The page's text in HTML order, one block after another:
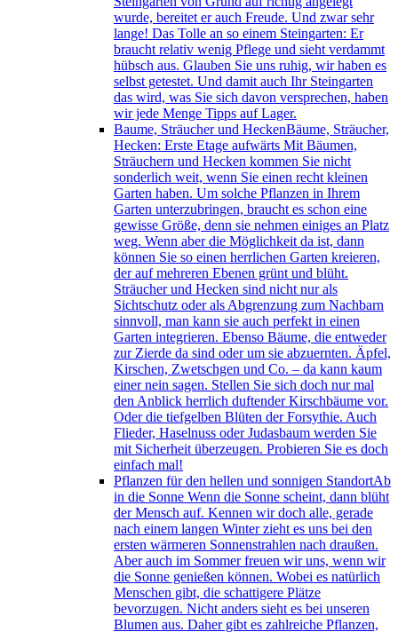
wurde, bereitet er auch Freude. Und zwar sehr
lange! Das Tolle an so einem Steingarten: Er
braucht relativ wenig Pflege und sieht verdammt
hübsch aus. Glauben Sie uns ruhig, wir haben es
selbst getestet. Und damit auch Ihr Steingarten
das wird, was Sie sich davon versprechen, haben
wir jede Menge Tipps auf Lager.
Baume, Sträucher und HeckenBäume, Sträucher,
Hecken: Erste Etage aufwärts Mit Bäumen,
Sträuchern und Hecken kommen Sie nicht
sonderlich weit, wenn Sie einen recht kleinen
Garten haben. Um solche Pflanzen in Ihrem
Garten unterzubringen, braucht es schon eine
gewisse Größe, denn sie nehmen einiges an Platz
weg. Wenn aber die Möglichkeit da ist, dann
können Sie so einen herrlichen Garten kreieren,
der auf mehreren Ebenen grünt und blüht.
Sträucher und Hecken sind nicht nur als
Sichtschutz oder als Abgrenzung zum Nachbarn
sinnvoll, man kann sie auch perfekt in einen
Garten integrieren. Ebenso Bäume, die entweder
zur Zierde da sind oder um sie abzuernten. Äpfel,
Kirschen, Zwetschgen und Co. – da kann kaum
einer nein sagen. Stellen Sie sich doch nur mal
den Anblick herrlich duftender Kirschbäume vor.
Oder die tiefgelben Blüten der Forsythie. Auch
Flieder, Haselnuss oder Judasbaum werden Sie
mit Sicherheit überzeugen. Probieren Sie es doch
einfach mal!
Pflanzen für den hellen und sonnigen StandortAb
in die Sonne Wenn die Sonne scheint, dann blüht
der Mensch auf. Kennen wir doch alle, gerade
nach einem langen Winter zieht es uns bei den
ersten wärmeren Sonnenstrahlen nach draußen.
Aber auch im Sommer freuen wir uns, wenn wir
die Sonne genießen können. Wobei es natürlich
Menschen gibt, die schattigere Plätze
bevorzugen. Nicht anders sieht es bei unseren
Blumen aus. Daher gibt es zahlreiche Pflanzen,